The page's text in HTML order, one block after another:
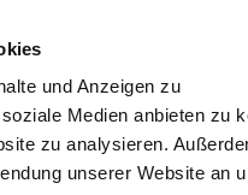
und Anzeigen zu
Medien anbieten zu
zu analysieren.
unserer Website an
Über 3000 Schulbegleiter
im Einsatz
Kompetente Betreuung